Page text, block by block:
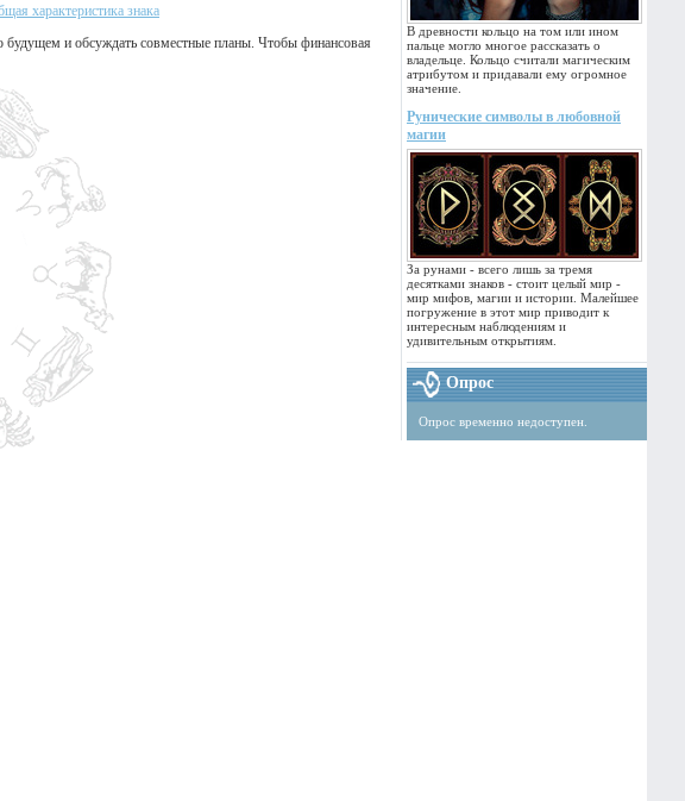
В древности кольцо на том или ином
пальце могло многое рассказать о
владельце. Кольцо считали магическим
атрибутом и придавали ему огромное
значение.
Рунические символы в любовной
магии
За рунами - всего лишь за тремя
десятками знаков - стоит целый мир -
мир мифов, магии и истории. Малейшее
погружение в этот мир приводит к
интересным наблюдениям и
удивительным открытиям.
Опрос
Опрос временно недоступен.
характеристика знака
и обсуждать совместные планы. Чтобы финансовая